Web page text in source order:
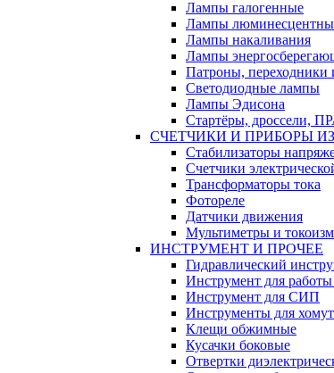
Лампы галогенные
Лампы
Лампы накаливания
Лампы
Патроны,
Светодиодные лампы
Лампы Эдисона
Стартёры, дроссели,
СЧЕТЧИКИ И ПРИБОРЫ
Стабилизаторы
Счетчики
Трансформаторы тока
Фотореле
Датчики движения
Мультиметры и
ИНСТРУМЕНТ И ПРОЧЕЕ
Гидравлический
Инструмент для работы
Инструмент для СИП
Инструменты для
Клещи обжимные
Кусачки боковые
Отвертки